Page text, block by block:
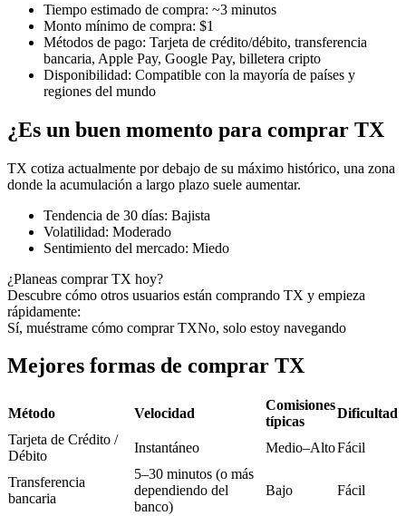
TradFi
Derivados de acciones, divisas, metales preciosos y materias
Futuros del USDC
Futuros que utilizan USDC como garantía
Tiempo estimado de compra: ~3 minutos
Monto mínimo de compra: $1
Métodos de pago: Tarjeta de crédito/débito, transferencia
bancaria, Apple Pay, Google Pay, billetera cripto
Disponibilidad: Compatible con la mayoría de países y
regiones del mundo
¿Es un buen momento para comprar TX
TX cotiza actualmente por debajo de su máximo histórico, una zona
donde la acumulación a largo plazo suele aumentar.
Tendencia de 30 días: Bajista
Volatilidad: Moderado
Sentimiento del mercado: Miedo
¿Planeas comprar TX hoy?
Descubre cómo otros usuarios están comprando TX y empieza
rápidamente:
Sí, muéstrame cómo comprar TXNo, solo estoy navegando
Mejores formas de comprar TX
Método Velocidad
Comisiones
típicas
Dificultad
Tarjeta de Crédito /
Débito
Instantáneo Medio–AltoFácil
Transferencia
bancaria
5–30 minutos (o más
dependiendo del
banco)
Bajo Fácil